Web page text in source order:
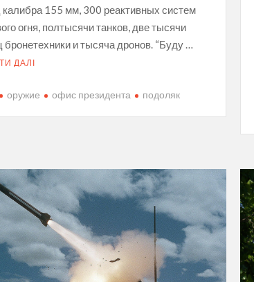
калибра 155 мм, 300 реактивных систем
огня, полтысячи танков, две тысячи
бронетехники и тысяча дронов. “Буду …
ДАЛІ
оружие офис президента подоляк